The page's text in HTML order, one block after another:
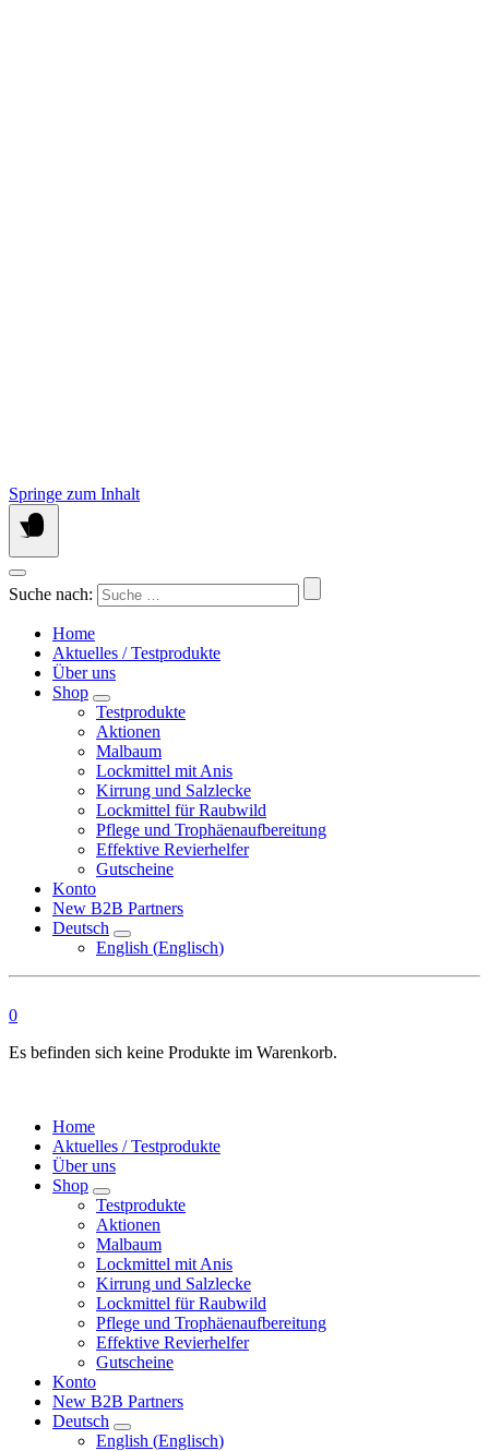
Springe zum Inhalt
Suche nach:
Home
Aktuelles / Testprodukte
Über uns
Shop
Testprodukte
Aktionen
Malbaum
Lockmittel mit Anis
Kirrung und Salzlecke
Lockmittel für Raubwild
Pflege und Trophäenaufbereitung
Effektive Revierhelfer
Gutscheine
Konto
New B2B Partners
Deutsch
English (Englisch)
0
Es befinden sich keine Produkte im Warenkorb.
Home
Aktuelles / Testprodukte
Über uns
Shop
Testprodukte
Aktionen
Malbaum
Lockmittel mit Anis
Kirrung und Salzlecke
Lockmittel für Raubwild
Pflege und Trophäenaufbereitung
Effektive Revierhelfer
Gutscheine
Konto
New B2B Partners
Deutsch
English (Englisch)